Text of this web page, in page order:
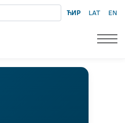
ЋИР LAT EN